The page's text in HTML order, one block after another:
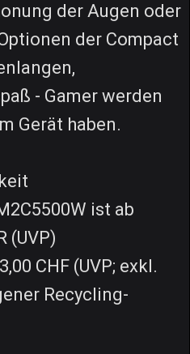
der Augen oder
der Compact
- Gamer werden
Gerät haben.
ist ab
(UVP)
CHF (UVP; exkl.
Recycling-